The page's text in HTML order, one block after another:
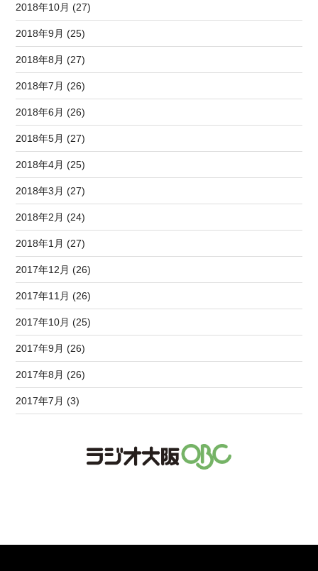
2018年10月 (27)
2018年9月 (25)
2018年8月 (27)
2018年7月 (26)
2018年6月 (26)
2018年5月 (27)
2018年4月 (25)
2018年3月 (27)
2018年2月 (24)
2018年1月 (27)
2017年12月 (26)
2017年11月 (26)
2017年10月 (25)
2017年9月 (26)
2017年8月 (26)
2017年7月 (3)